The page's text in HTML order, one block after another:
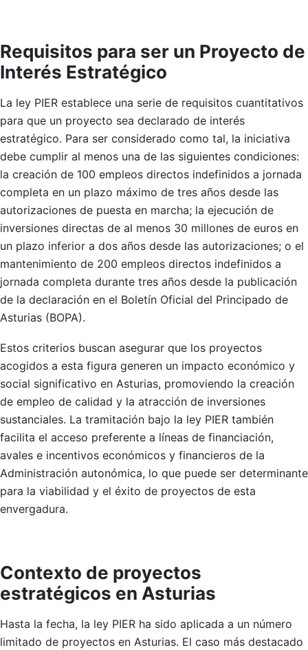
Requisitos para ser un Proyecto de
Interés Estratégico
La ley PIER establece una serie de requisitos cuantitativos
para que un proyecto sea declarado de interés
estratégico. Para ser considerado como tal, la iniciativa
debe cumplir al menos una de las siguientes condiciones:
la creación de 100 empleos directos indefinidos a jornada
completa en un plazo máximo de tres años desde las
autorizaciones de puesta en marcha; la ejecución de
inversiones directas de al menos 30 millones de euros en
un plazo inferior a dos años desde las autorizaciones; o el
mantenimiento de 200 empleos directos indefinidos a
jornada completa durante tres años desde la publicación
de la declaración en el Boletín Oficial del Principado de
Asturias (BOPA).
Estos criterios buscan asegurar que los proyectos
acogidos a esta figura generen un impacto económico y
social significativo en Asturias, promoviendo la creación
de empleo de calidad y la atracción de inversiones
sustanciales. La tramitación bajo la ley PIER también
facilita el acceso preferente a líneas de financiación,
avales e incentivos económicos y financieros de la
Administración autonómica, lo que puede ser determinante
para la viabilidad y el éxito de proyectos de esta
envergadura.
Contexto de proyectos
estratégicos en Asturias
Hasta la fecha, la ley PIER ha sido aplicada a un número
limitado de proyectos en Asturias. El caso más destacado